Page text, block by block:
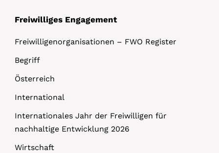
Freiwilliges Engagement
Freiwilligenorganisationen – FWO Register
Begriff
Österreich
International
Internationales Jahr der Freiwilligen für
nachhaltige Entwicklung 2026
Wirtschaft